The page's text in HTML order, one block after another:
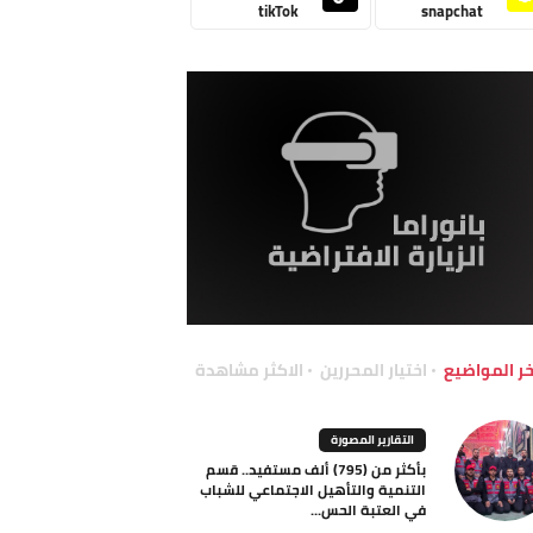
snapchat
tikTok
المواضيع اختيار المحررين الاكثر مشاهدة
التقارير المصورة
بأكثر من (795) ألف مستفيد.. قسم
التنمية والتأهيل الاجتماعي للشباب
في العتبة الحس...